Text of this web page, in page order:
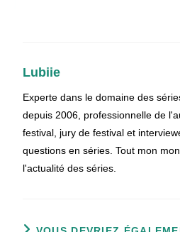
Lubiie
Experte dans le domaine des
depuis 2006, professionnelle de
festival, jury de festival et
questions en séries. Tout mon
l'actualité des séries.